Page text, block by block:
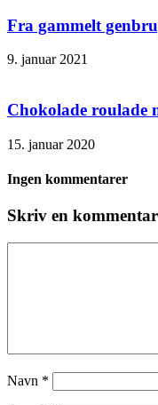
Fra gammelt
9. januar 2021
Chokolade roulade
15. januar 2020
Ingen kommentarer
Skriv en kommentar
Navn *